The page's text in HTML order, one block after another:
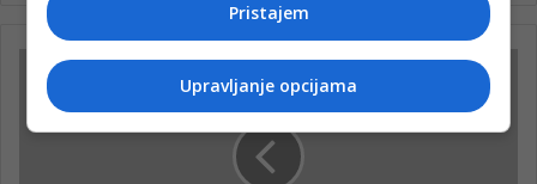
Pristajem
Upravljanje opcijama